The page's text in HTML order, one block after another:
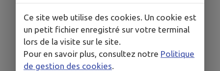
Ce site web utilise des cookies. Un cookie est
un petit fichier enregistré sur votre terminal
lors de la visite sur le site.
Pour en savoir plus, consultez notre Politique
de gestion des cookies